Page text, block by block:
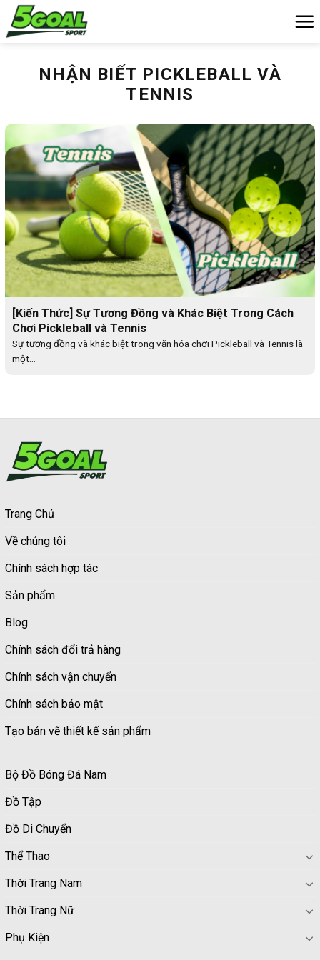
Chuyển
đến
NHẬN BIẾT PICKLEBALL VÀ
TENNIS
[Kiến Thức] Sự Tương Đồng và Khác Biệt Trong Cách
Chơi Pickleball và Tennis
Sự tương đồng và khác biệt trong văn hóa chơi Pickleball và Tennis là
một...
Trang Chủ
Về chúng tôi
Chính sách hợp tác
Sản phẩm
Blog
Chính sách đổi trả hàng
Chính sách vận chuyển
Chính sách bảo mật
Tạo bản vẽ thiết kế sản phẩm
Bộ Đồ Bóng Đá Nam
Đồ Tập
Đồ Di Chuyển
Thể Thao
Thời Trang Nam
Thời Trang Nữ
Phụ Kiện